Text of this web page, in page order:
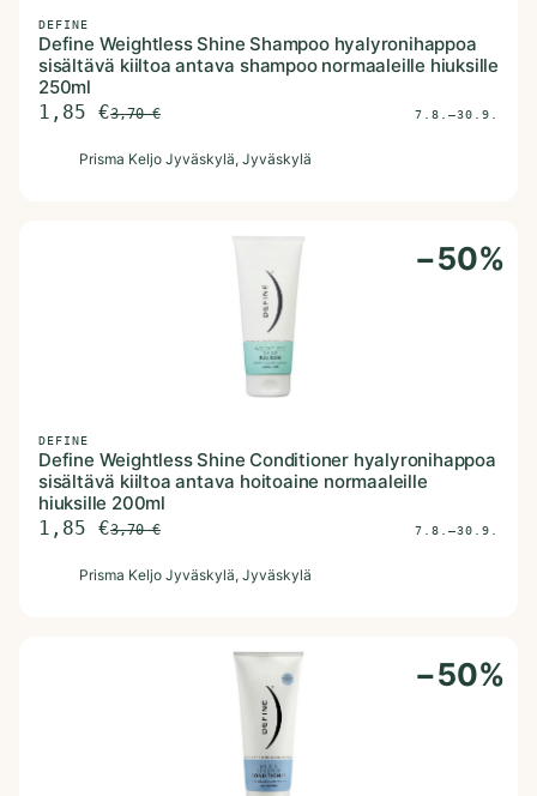
DEFINE
Define Weightless Shine Shampoo hyalyronihappoa
sisältävä kiiltoa antava shampoo normaaleille hiuksille
250ml
1,85 €3,70€ 7.8.–30.9.
Prisma Keljo Jyväskylä, Jyväskylä
−50%
DEFINE
Define Weightless Shine Conditioner hyalyronihappoa
sisältävä kiiltoa antava hoitoaine normaaleille
hiuksille 200ml
1,85 €3,70€ 7.8.–30.9.
Prisma Keljo Jyväskylä, Jyväskylä
−50%